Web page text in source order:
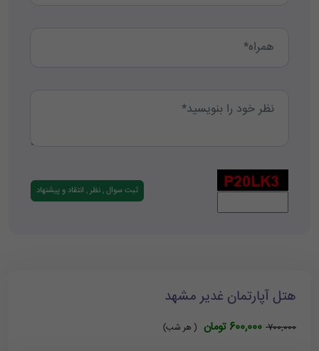
هتل آپارتمان غدیر مشهد
700,000 600,000 تومان ( هر شب)